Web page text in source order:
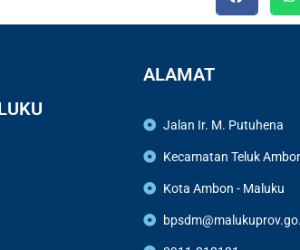
ALAMAT
Jalan Ir. M. Putuhena
Kecamatan Teluk
Kota Ambon - Maluku